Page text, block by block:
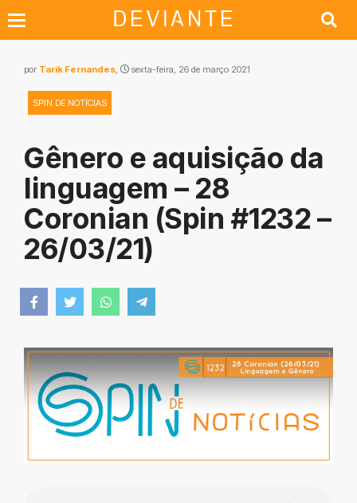
por Tarik Fernandes, sexta-feira, 26 de março 2021
SPIN DE NOTÍCIAS
Gênero e aquisição da
linguagem – 28
Coronian (Spin #1232 –
26/03/21)